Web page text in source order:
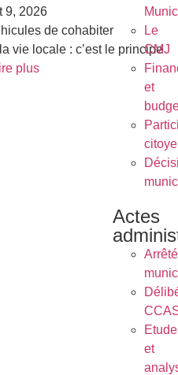
Le
CMJ
et
Actes
et
9, 2026
de cohabiter
vie locale : c’est le principe
plus